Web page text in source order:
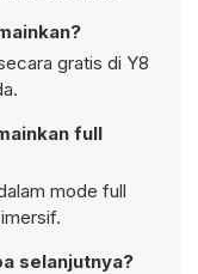
gratis di Y8
full
mode full
selanjutnya?